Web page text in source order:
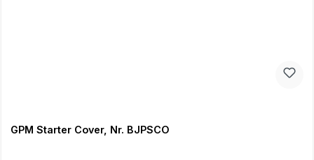
GPM Starter Cover, Nr. BJPSCO